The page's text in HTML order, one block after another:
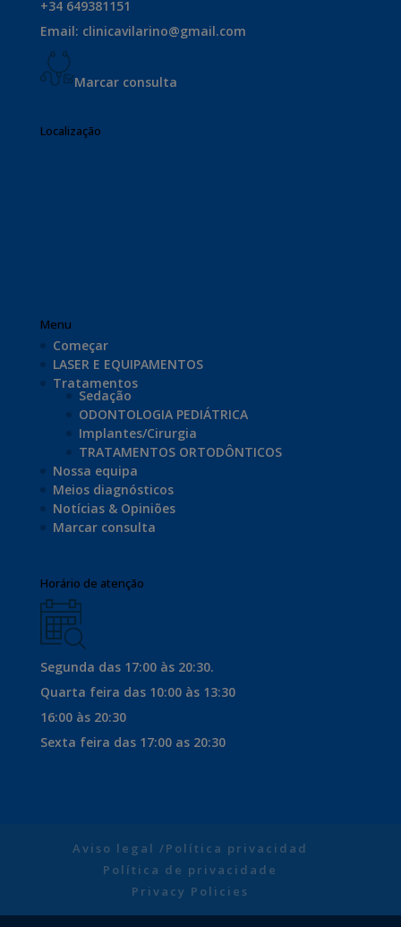
+34 649381151
Email: clinicavilarino@gmail.com
Marcar consulta
Localização
Menu
Começar
LASER E EQUIPAMENTOS
Tratamentos
Sedação
ODONTOLOGIA PEDIÁTRICA
Implantes/Cirurgia
TRATAMENTOS ORTODÔNTICOS
Nossa equipa
Meios diagnósticos
Notícias & Opiniões
Marcar consulta
Horário de atenção
Segunda das 17:00 às 20:30.
Quarta feira das 10:00 às 13:30
16:00 às 20:30
Sexta feira das 17:00 as 20:30
Aviso legal /Política privacidad
Política de privacidade
Privacy Policies